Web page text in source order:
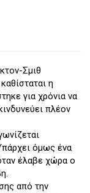
Σμιθ
η
για χρόνια να
πλέον
όμως ένα
έλαβε χώρα ο
από την